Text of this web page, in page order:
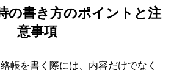
の書き方のポイントと注
意事項
帳を書く際には、内容だけでなく